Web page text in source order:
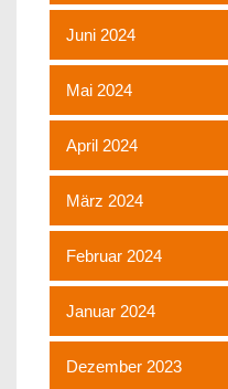
Juni 2024
Mai 2024
April 2024
März 2024
Februar 2024
Januar 2024
Dezember 2023